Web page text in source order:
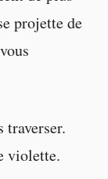
projette de
traverser.
violette.